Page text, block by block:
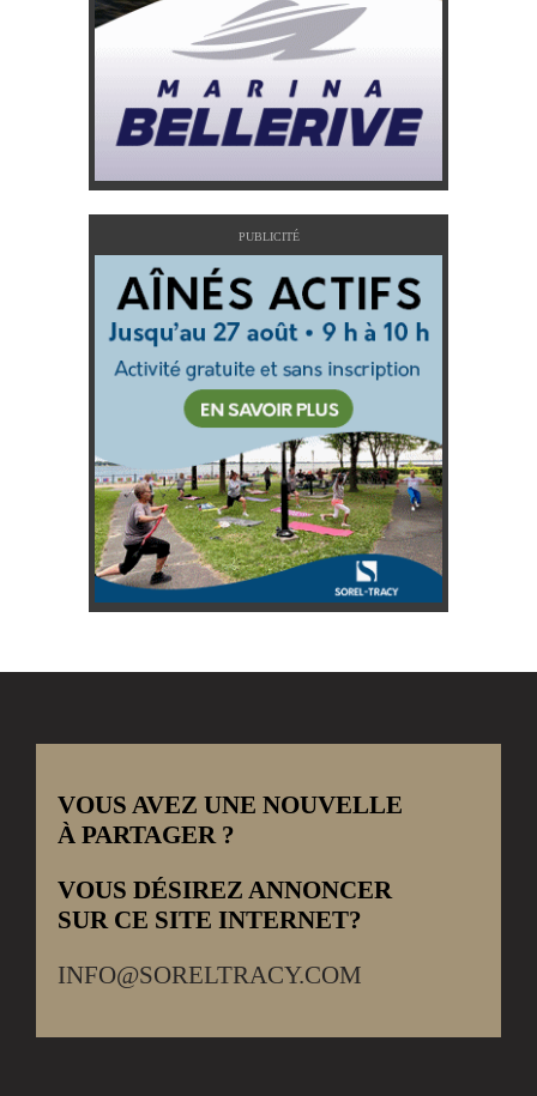
PUBLICITÉ
VOUS AVEZ UNE NOUVELLE
À PARTAGER ?
VOUS DÉSIREZ ANNONCER
SUR CE SITE INTERNET?
INFO@SORELTRACY.COM